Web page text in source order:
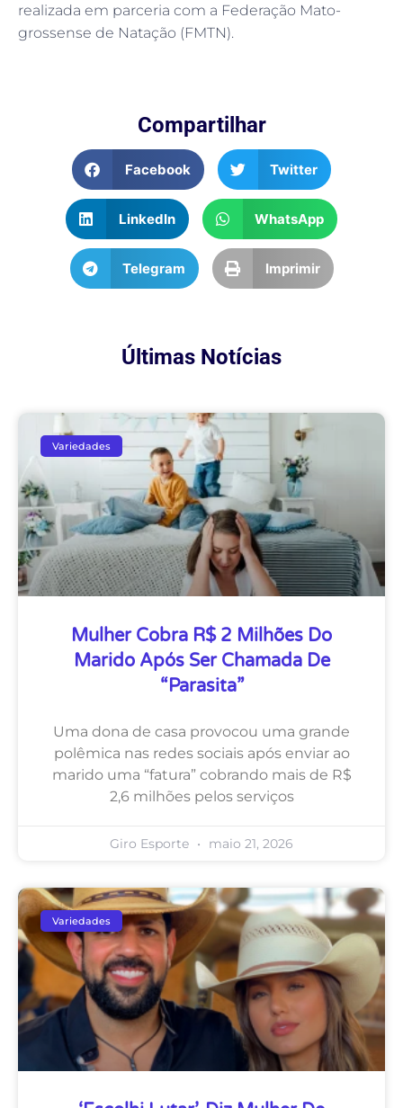
realizada em parceria com a Federação Mato-
grossense de Natação (FMTN).
Compartilhar
Facebook Twitter
LinkedIn WhatsApp
Telegram Imprimir
Últimas Notícias
Variedades
Mulher Cobra R$ 2 Milhões Do
Marido Após Ser Chamada De
“parasita”
Uma dona de casa provocou uma grande
polêmica nas redes sociais após enviar ao
marido uma “fatura” cobrando mais de R$
2,6 milhões pelos serviços
Giro Esporte maio 21, 2026
Variedades